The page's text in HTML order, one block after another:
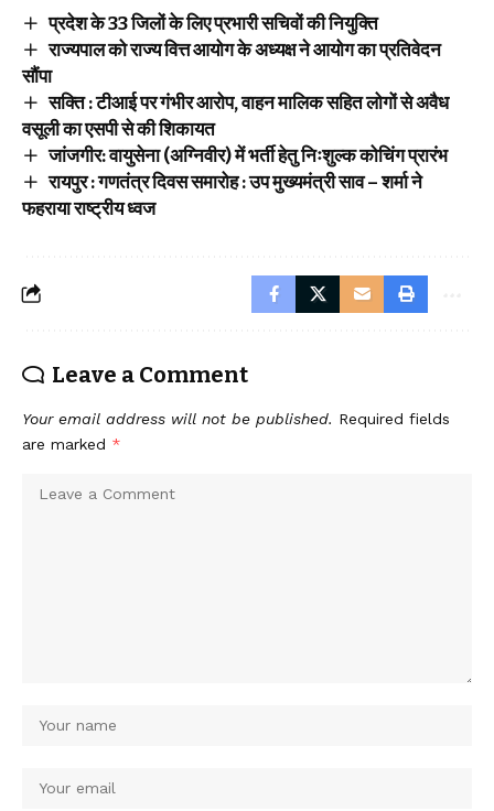
प्रदेश के 33 जिलों के लिए प्रभारी सचिवों की नियुक्ति
राज्यपाल को राज्य वित्त आयोग के अध्यक्ष ने आयोग का प्रतिवेदन
सौंपा
सक्ति : टीआई पर गंभीर आरोप, वाहन मालिक सहित लोगों से अवैध
वसूली का एसपी से की शिकायत
जांजगीर: वायुसेना (अग्निवीर) में भर्ती हेतु निःशुल्क कोचिंग प्रारंभ
रायपुर : गणतंत्र दिवस समारोह : उप मुख्यमंत्री साव – शर्मा ने
फहराया राष्ट्रीय ध्वज
Leave a Comment
Your email address will not be published. Required fields
are marked *